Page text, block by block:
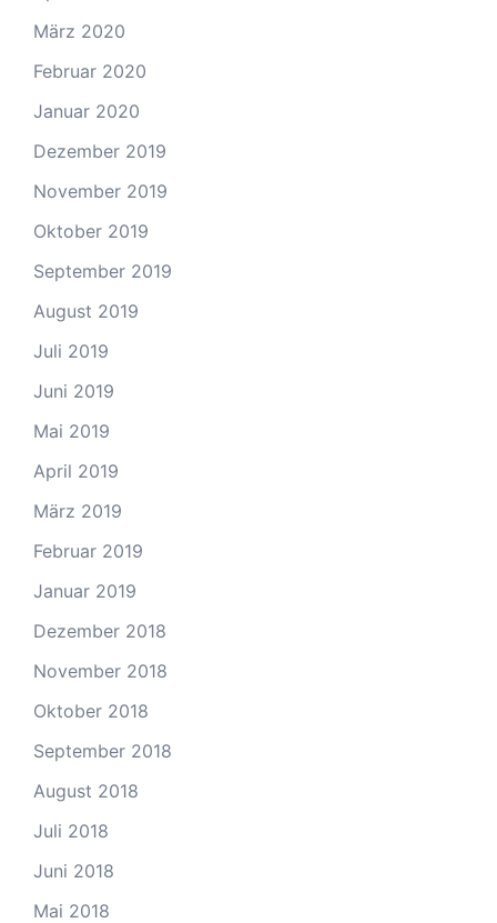
März 2020
Februar 2020
Januar 2020
Dezember 2019
November 2019
Oktober 2019
September 2019
August 2019
Juli 2019
Juni 2019
Mai 2019
April 2019
März 2019
Februar 2019
Januar 2019
Dezember 2018
November 2018
Oktober 2018
September 2018
August 2018
Juli 2018
Juni 2018
Mai 2018